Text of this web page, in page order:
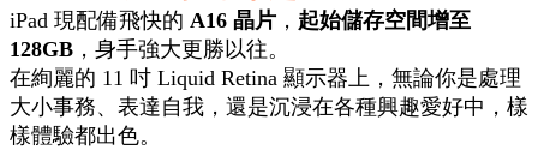
iPad 現配備飛快的 A16 晶片 ， 起始儲存空間增至
128GB ，身手強大更勝以往。
在絢麗的 11 吋 Liquid Retina 顯示器上，無論你是處理
大小事務、表達自我，還是沉浸在各種興趣愛好中，樣
樣體驗都出色。